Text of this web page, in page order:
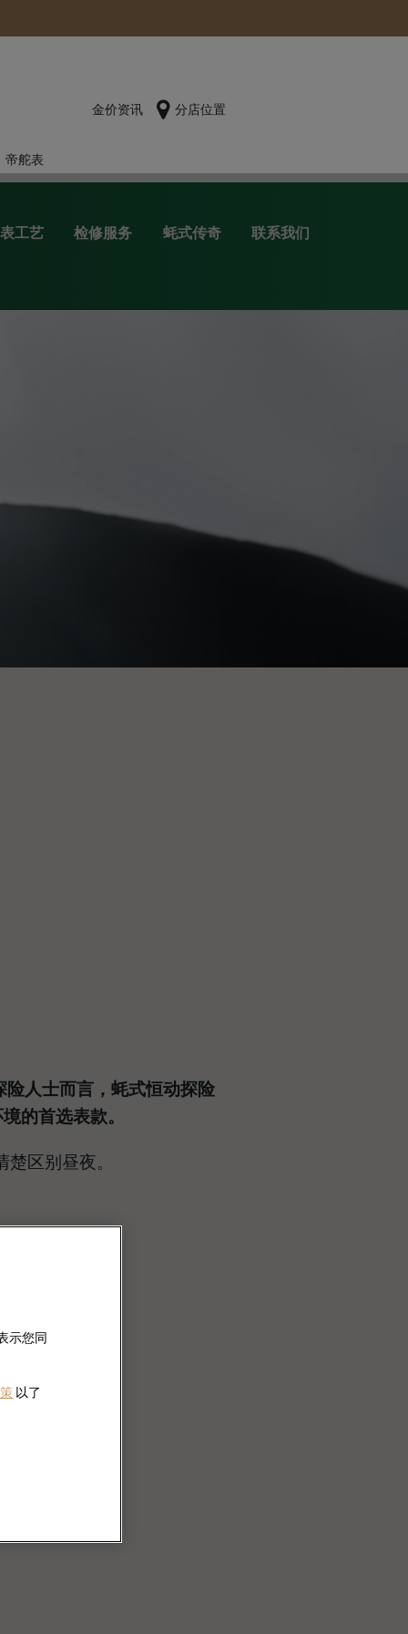
分店位置
金价资讯
帝舵表
工艺 检修服务 蚝式传奇 联系我们
人士而言，蚝式恒动探险
的首选表款。
区别昼夜。
示您同
以了